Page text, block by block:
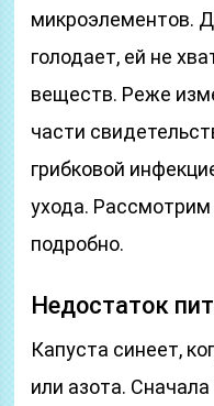
микроэлементов.
голодает, ей не
веществ. Реже
части
грибковой
ухода.
подробно.
Недостаток
Капуста синеет,
или азота.